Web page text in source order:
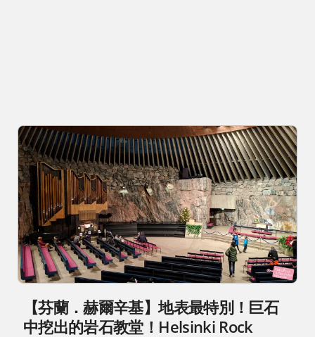
【芬蘭．赫爾辛基】地表最特別！巨石
中挖出的岩石教堂！Helsinki Rock